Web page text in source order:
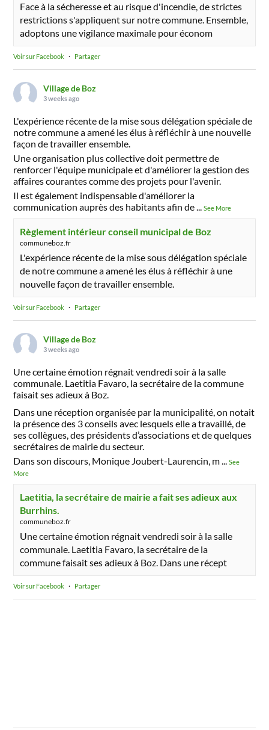
Face à la sécheresse et au risque d'incendie, de strictes
restrictions s'appliquent sur notre commune. Ensemble,
adoptons une vigilance maximale pour économ
Voir sur Facebook · Partager
Village de Boz
3 weeks ago
L'expérience récente de la mise sous délégation spéciale de
notre commune a amené les élus à réfléchir à une nouvelle
façon de travailler ensemble.
Une organisation plus collective doit permettre de
renforcer l'équipe municipale et d'améliorer la gestion des
affaires courantes comme des projets pour l'avenir.
Il est également indispensable d'améliorer la
communication auprès des habitants afin de...See More
Règlement intérieur conseil municipal de Boz
communeboz.fr
L'expérience récente de la mise sous délégation spéciale
de notre commune a amené les élus à réfléchir à une
nouvelle façon de travailler ensemble.
Voir sur Facebook · Partager
Village de Boz
3 weeks ago
Une certaine émotion régnait vendredi soir à la salle
communale. Laetitia Favaro, la secrétaire de la commune
faisait ses adieux à Boz.
Dans une réception organisée par la municipalité, on notait
la présence des 3 conseils avec lesquels elle a travaillé, de
ses collègues, des présidents d’associations et de quelques
secrétaires de mairie du secteur.
Dans son discours, Monique Joubert-Laurencin, m...See
More
Laetitia, la secrétaire de mairie a fait ses adieux aux
Burrhins.
communeboz.fr
Une certaine émotion régnait vendredi soir à la salle
communale. Laetitia Favaro, la secrétaire de la
commune faisait ses adieux à Boz. Dans une récept
Voir sur Facebook · Partager